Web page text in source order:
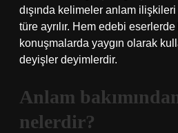
dışında kelimeler anlam ilişkileri
türe ayrılır. Hem edebi
konuşmalarda yaygın olarak
deyişler deyimlerdir.
Anlam
nelerdir?